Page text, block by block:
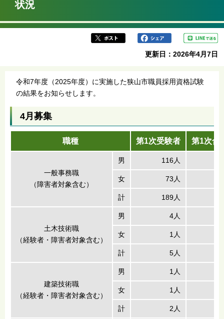
ら
状況
更新日：2026年4月7日
令和7年度（2025年度）に実施した狭山市職員採用資格試験
の結果をお知らせします。
4月募集
職種 第1次受験者 第1次合
一般事務職
（障害者対象含む）
男 116人
女 73人
計 189人
土木技術職
（経験者・障害者対象含む）
男 4人
女 1人
計 5人
建築技術職
（経験者・障害者対象含む）
男 1人
女 1人
計 2人